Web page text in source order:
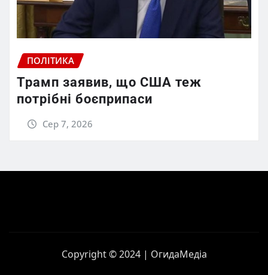
ПОЛІТИКА
Трамп заявив, що США теж
потрібні боєприпаси
Сер 7, 2026
Copyright © 2024 | ОгидаМедіа